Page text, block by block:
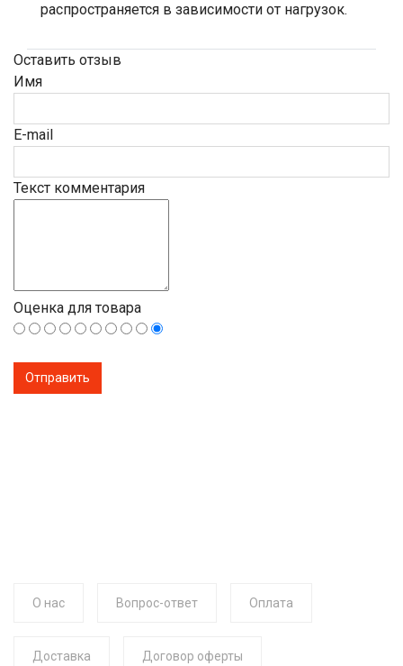
распространяется в зависимости от нагрузок.
Оставить отзыв
Имя
E-mail
Текст комментария
Оценка для товара
О нас Вопрос-ответ Оплата
Доставка Договор оферты